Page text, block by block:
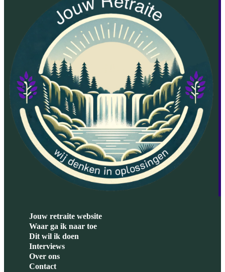
Jouw retraite website
Waar ga ik naar toe
Dit wil ik doen
Interviews
Over ons
Contact